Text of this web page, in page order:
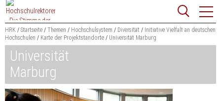
Zum
Content
springen
HRK Startseite Themen Hochschulsystem Diversität
Initiative Vielfalt an deutschen
Hochschulen
Karte der Projektstandorte Universität Marburg
Universität
Marburg